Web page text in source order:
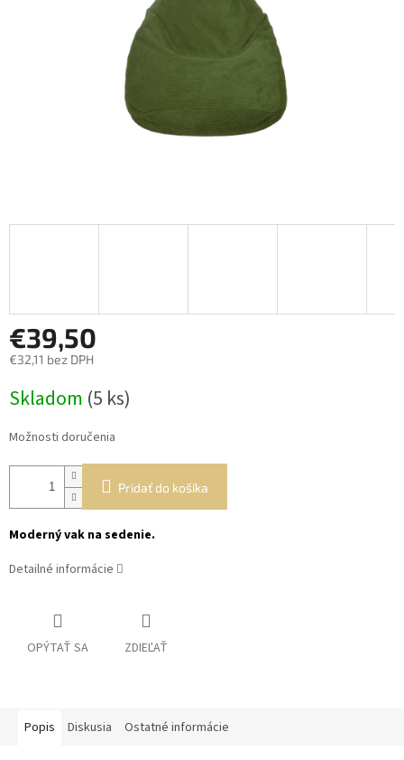
€39,50
€32,11 bez DPH
cena:
Skladom (5 ks)
Možnosti doručenia
Pridať do košíka
Moderný vak na sedenie.
Detailné informácie
OPÝTAŤ SA ZDIEĽAŤ
Popis Diskusia Ostatné informácie